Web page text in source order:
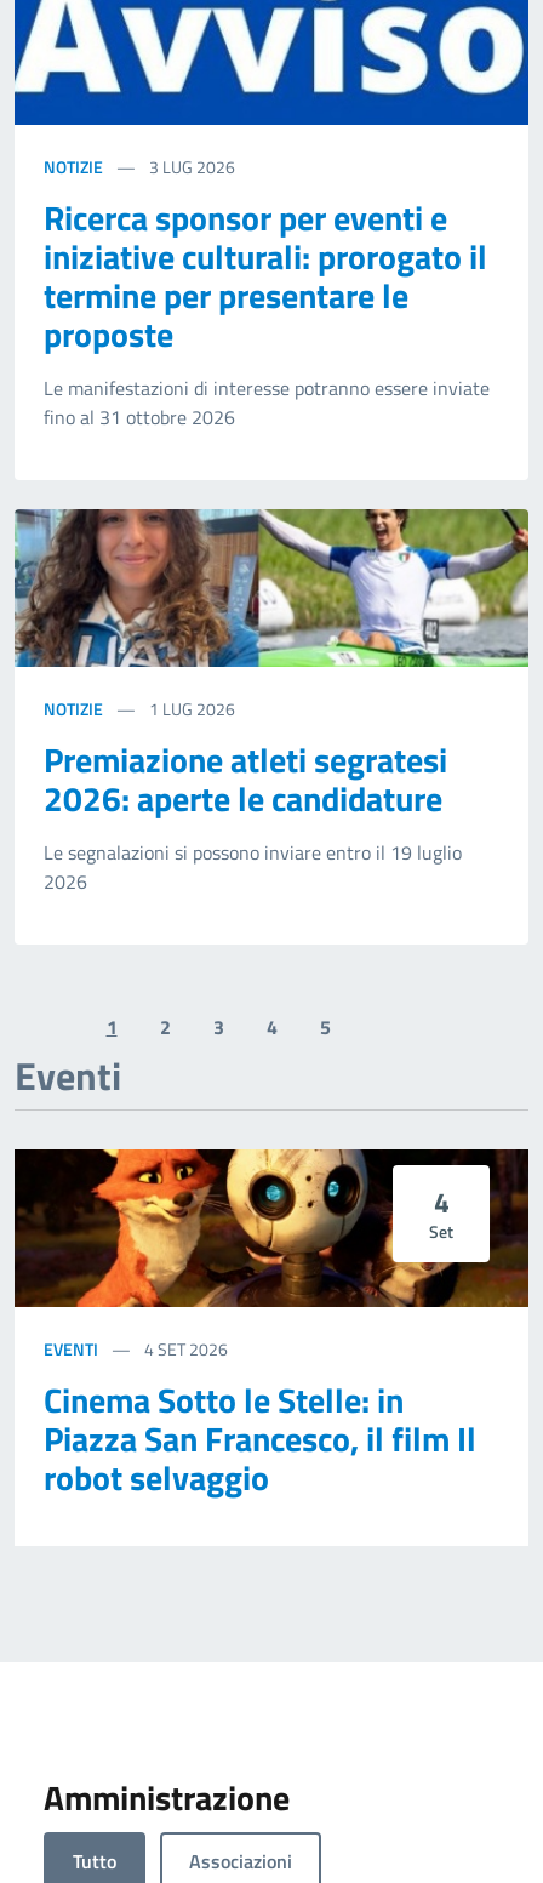
NOTIZIE 3 LUG 2026
Ricerca sponsor per eventi e
iniziative culturali: prorogato il
termine per presentare le
proposte
Le manifestazioni di interesse potranno essere inviate
fino al 31 ottobre 2026
NOTIZIE 1 LUG 2026
Premiazione atleti segratesi
2026: aperte le candidature
Le segnalazioni si possono inviare entro il 19 luglio
2026
Previous page
1 2 3 4 5
Eventi
4
Set
EVENTI 4SET 2026
Cinema Sotto le Stelle: in
Piazza San Francesco, il film Il
robot selvaggio
Amministrazione
Tutto Associazioni